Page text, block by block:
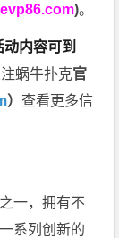
)。
内容可到
蜗牛扑克官
）查看更多信
一，拥有不
系列创新的